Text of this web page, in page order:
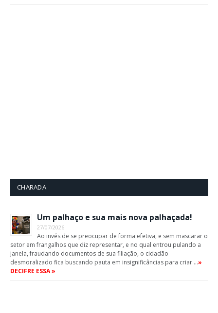
CHARADA
Um palhaço e sua mais nova palhaçada!
27/07/2026
Ao invés de se preocupar de forma efetiva, e sem mascarar o
setor em frangalhos que diz representar, e no qual entrou pulando a
janela, fraudando documentos de sua filiação, o cidadão
desmoralizado fica buscando pauta em insignificâncias para criar …»
DECIFRE ESSA »